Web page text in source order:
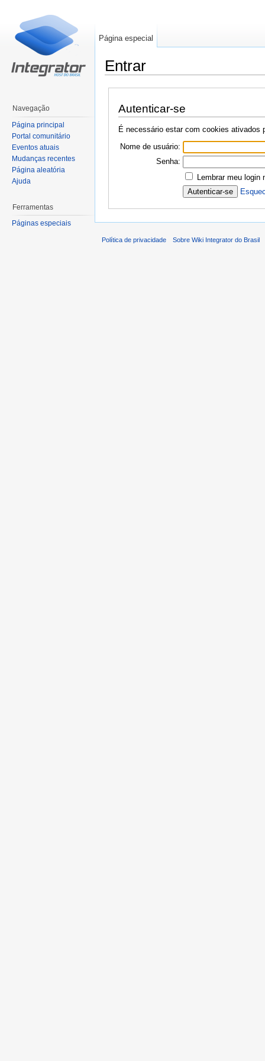
Entrar
Autenticar-se
É necessário estar com cookies ativados
Nome de usuário:
Senha:
Lembrar meu login
Página especial
Navegação
Página principal
Portal comunitário
Eventos atuais
Mudanças recentes
Página aleatória
Ajuda
Ferramentas
Páginas especiais
Política de privacidade Sobre Wiki Integrator do Brasil